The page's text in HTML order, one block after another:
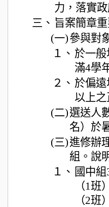
力，落實政
三、 旨案簡章
(一)參與對
１、 於一
滿4學
２、 於偏
以上之
(二)選送人
名）於
(三)進修辦
組。說
１、 國中
（1
（2